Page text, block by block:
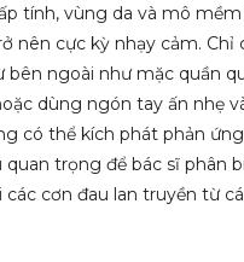
tính, vùng da và mô mềm
nên cực kỳ nhạy cảm. Chỉ
bên ngoài như mặc quần
dùng ngón tay ấn nhẹ
có thể kích phát phản
quan trọng để bác sĩ phân
cơn đau lan truyền từ